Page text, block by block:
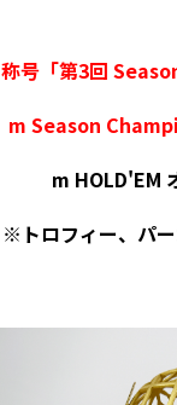
称号「第3回
m Season
m HOLD'EM
※トロフィー、パ